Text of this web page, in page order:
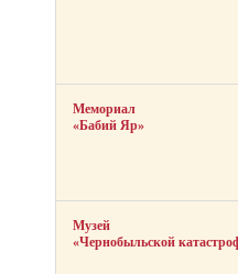
Мемориал
«Бабий Яр»
Музей
«Чернобыльской